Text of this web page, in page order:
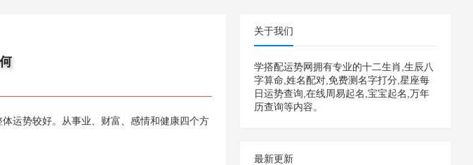
运势较好。从事业、财富、感情和健康四个方
关于我们
学搭配运势网拥有专业的十二生肖,生辰八
字算命,姓名配对,免费测名字打分,星座每
日运势查询,在线周易起名,宝宝起名,万年
历查询等内容。
最新更新